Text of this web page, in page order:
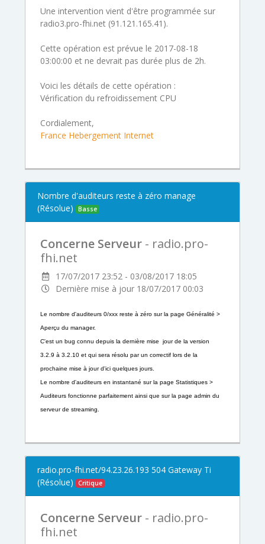
Une intervention vient d'être programmée sur
radio3.pro-fhi.net (91.121.165.41).
Cette opération est prévue le 2017-08-18
03:00:00 et ne devrait pas durée plus de 2h.
Voici les détails de cette opération :
Vérification du refroidissement CPU
Cordialement,
France Hebergement Internet
Nombre d'auditeurs reste à zéro manage
(Résolue)
Basse
Concerne Serveur- radio.pro-
fhi.net
17/07/2017 23:52 - 03/08/2017 18:05
Dernière mise à jour 18/07/2017 00:03
Le nombre d'auditeurs 0/xxx reste à zéro sur la page Généralité >
Aperçu du manager.
C'est un bug connu depuis la dernière mise jour de la version
3.2.9 à 3.2.10 et qui sera résolu par un correctif lors de la
prochaine mise à jour d'ici quelques jours.
Le nombre d'auditeurs en instantané sur la page Statistiques >
Auditeurs fonctionne parfaitement ainsi que sur la page admin du
serveur de streaming.
radio.pro-fhi.net/94.23.26.193 504 Gateway Ti
(Résolue)
Critique
Concerne Serveur- radio.pro-
fhi.net